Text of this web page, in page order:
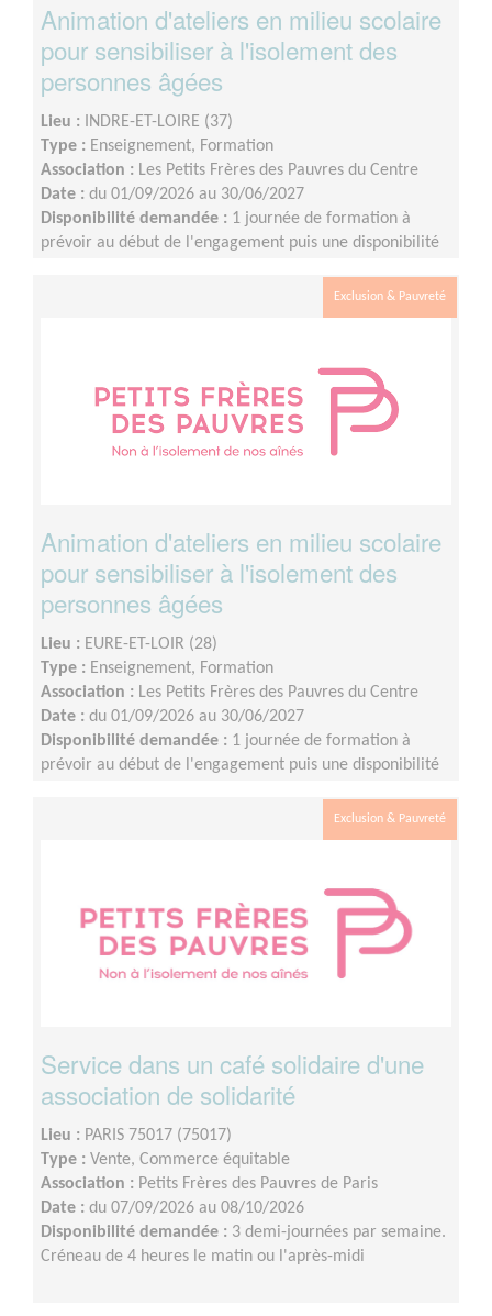
Animation d'ateliers en milieu scolaire
pour sensibiliser à l'isolement des
personnes âgées
Lieu : INDRE-ET-LOIRE (37)
Type : Enseignement, Formation
Association : Les Petits Frères des Pauvres du Centre
Date : du 01/09/2026 au 30/06/2027
Disponibilité demandée : 1 journée de formation à
prévoir au début de l'engagement puis une disponibilité
Exclusion & Pauvreté
Animation d'ateliers en milieu scolaire
pour sensibiliser à l'isolement des
personnes âgées
Lieu : EURE-ET-LOIR (28)
Type : Enseignement, Formation
Association : Les Petits Frères des Pauvres du Centre
Date : du 01/09/2026 au 30/06/2027
Disponibilité demandée : 1 journée de formation à
prévoir au début de l'engagement puis une disponibilité
Exclusion & Pauvreté
Service dans un café solidaire d'une
association de solidarité
Lieu : PARIS 75017 (75017)
Type : Vente, Commerce équitable
Association : Petits Frères des Pauvres de Paris
Date : du 07/09/2026 au 08/10/2026
Disponibilité demandée : 3 demi-journées par semaine.
Créneau de 4 heures le matin ou l'après-midi